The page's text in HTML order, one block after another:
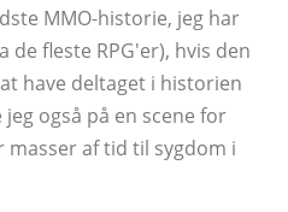
MMO-historie, jeg har
fleste RPG'er), hvis den
have deltaget i historien
også på en scene for
masser af tid til sygdom i